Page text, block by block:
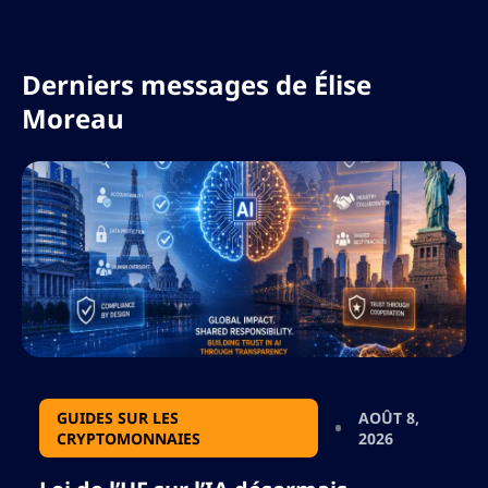
Derniers messages de Élise
Moreau
GUIDES SUR LES
CRYPTOMONNAIES
AOÛT 8,
2026